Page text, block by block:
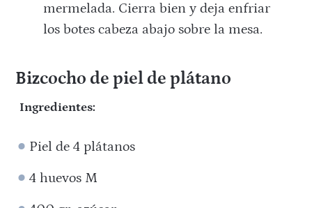
mermelada. Cierra bien y deja enfriar
los botes cabeza abajo sobre la mesa.
Bizcocho de piel de plátano
Ingredientes:
Piel de 4 plátanos
4 huevos M